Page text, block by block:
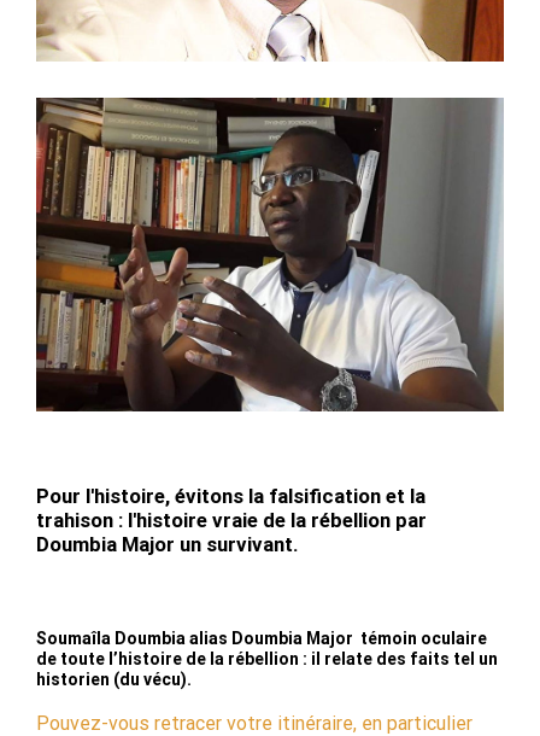
Pour l'histoire, évitons la falsification et la
trahison : l'histoire vraie de la rébellion par
Doumbia Major un survivant.
Soumaîla Doumbia alias Doumbia Major témoin oculaire
de toute l’histoire de la rébellion : il relate des faits tel un
historien (du vécu).
Pouvez-vous retracer votre itinéraire, en particulier